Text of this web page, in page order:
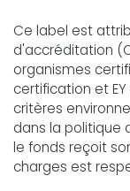
Ce label est
d'accréditation
organismes
certification et
critères
dans la politique
le fonds reçoit
charges est